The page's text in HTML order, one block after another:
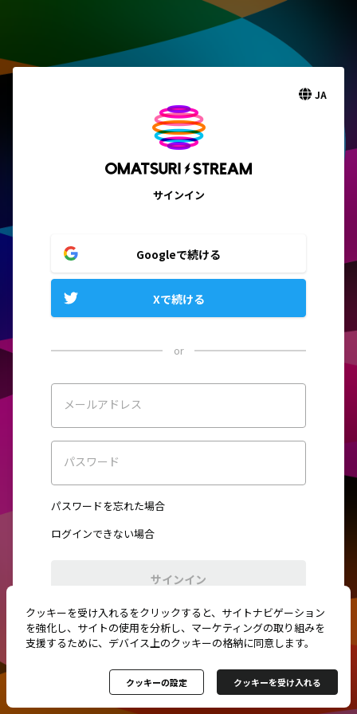
JA
サインイン
Googleで続ける
Xで続ける
or
メールアドレス
パスワード
パスワードを忘れた場合
ログインできない場合
サインイン
初めてご利用ですか？新規登録
クッキーを受け入れるをクリックすると、サイトナビゲーション
を強化し、サイトの使用を分析し、マーケティングの取り組みを
支援するために、デバイス上のクッキーの格納に同意します。
クッキーの設定 クッキーを受け入れる